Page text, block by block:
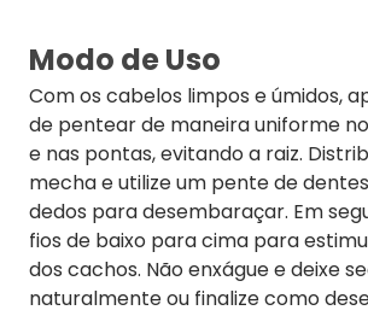
Modo de Uso
Com os cabelos limpos e úmidos,
de pentear de maneira uniforme
e nas pontas, evitando a raiz.
mecha e utilize um pente de
dedos para desembaraçar. Em
fios de baixo para cima para
dos cachos. Não enxágue e deixe
naturalmente ou finalize como